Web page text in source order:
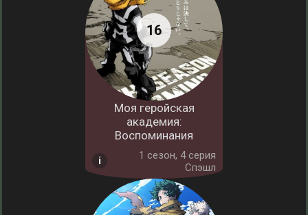
Моя геройская
академия:
Воспоминания
1 cезон, 4 серия
Спэшл